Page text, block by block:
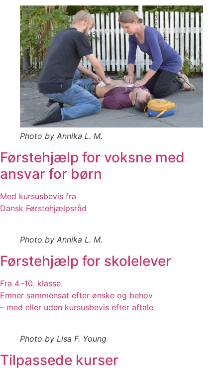
Photo by Annika L. M.
Førstehjælp for voksne med
ansvar for børn
Med kursusbevis fra
Dansk Førstehjælpsråd
Photo by Annika L. M.
Førstehjælp for skolelever
Fra 4.-10. klasse.
Emner sammensat efter ønske og behov
– med eller uden kursusbevis efter aftale
Photo by Lisa F. Young
Tilpassede kurser